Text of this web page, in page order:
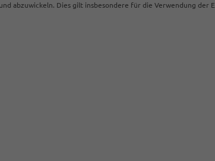
abzuwickeln. Dies gilt insbesondere für die Verwendung der